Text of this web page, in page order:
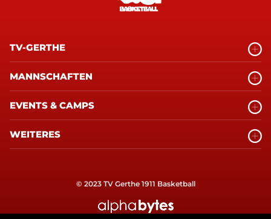
TV-GERTHE
MANNSCHAFTEN
EVENTS & CAMPS
WEITERES
© 2023 TV Gerthe 1911 Basketball